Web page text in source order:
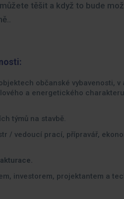
těšit a když to bude
občanské vybavenosti,
a energetického
týmů na stavbě.
/ vedoucí prací, přípravář,
investorem, projektantem a